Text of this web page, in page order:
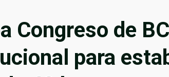
Congreso de
para